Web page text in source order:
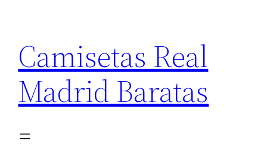
contenido
Camisetas Real
Madrid Baratas